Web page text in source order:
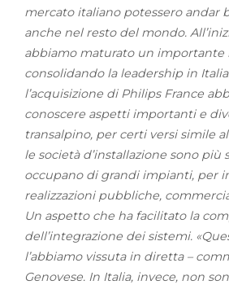
mercato italiano potessero andar
anche nel resto del mondo.
abbiamo maturato un importante
consolidando la leadership in
l’acquisizione di Philips France
conoscere aspetti importanti e
transalpino, per certi versi simile
le società d’installazione sono più
occupano di grandi impianti, per
realizzazioni pubbliche,
Un aspetto che ha facilitato la
dell’integrazione dei sistemi.
l’abbiamo vissuta in diretta –
Genovese. In Italia, invece, non